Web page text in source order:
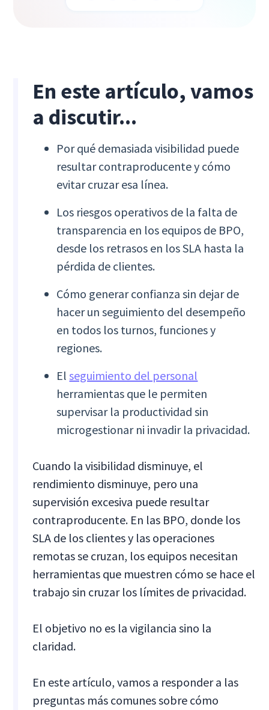
En este artículo, vamos
a discutir...
Por qué demasiada visibilidad puede
resultar contraproducente y cómo
evitar cruzar esa línea.
Los riesgos operativos de la falta de
transparencia en los equipos de BPO,
desde los retrasos en los SLA hasta la
pérdida de clientes.
Cómo generar confianza sin dejar de
hacer un seguimiento del desempeño
en todos los turnos, funciones y
regiones.
Elseguimiento del personal
herramientas que le permiten
supervisar la productividad sin
microgestionar ni invadir la privacidad.
Cuando la visibilidad disminuye, el
rendimiento disminuye, pero una
supervisión excesiva puede resultar
contraproducente. En las BPO, donde los
SLA de los clientes y las operaciones
remotas se cruzan, los equipos necesitan
herramientas que muestren cómo se hace el
trabajo sin cruzar los límites de privacidad.
El objetivo no es la vigilancia sino la
claridad.
En este artículo, vamos a responder a las
preguntas más comunes sobre cómo